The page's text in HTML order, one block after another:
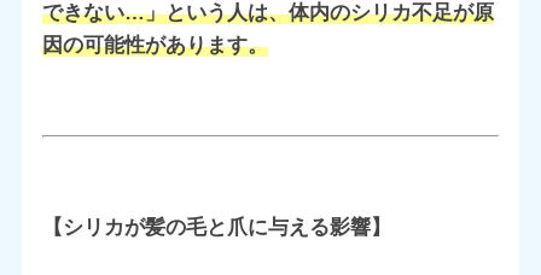
できない…」という人は、体内のシリカ不足が原
因の可能性があります。
【シリカが髪の毛と爪に与える影響】